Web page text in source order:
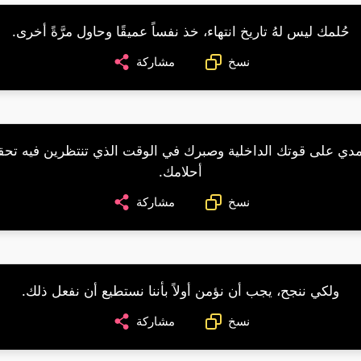
حُلمك ليس لهُ تاريخ انتهاء، خذ نفساً عميقًا وحاول مرَّةً أخرى.
نسخ مشاركة
على قوتك الداخلية وصبرك في الوقت الذي تنتظرين فيه
أحلامك.
نسخ مشاركة
ولكي ننجح، يجب أن نؤمن أولاً بأننا نستطيع أن نفعل ذلك.
نسخ مشاركة